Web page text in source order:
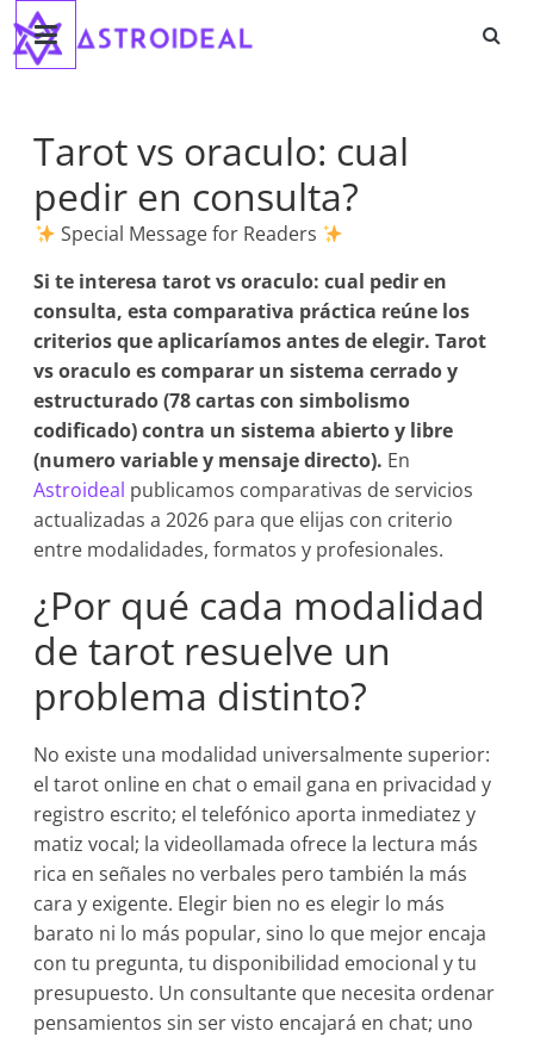
Saltar
contenido
Astroideal
Tarot vs oraculo: cual
pedir en consulta?
Special Message for Readers
Si te interesatarot vs oraculo: cual pedir en
consulta, esta comparativa práctica reúne los
criterios que aplicaríamos antes de elegir. Tarot
vs oraculo es comparar un sistema cerrado y
estructurado (78 cartas con simbolismo
codificado) contra un sistema abierto y libre
(numero variable y mensaje directo). En
Astroideal publicamos comparativas de servicios
actualizadas a 2026 para que elijas con criterio
entre modalidades, formatos y profesionales.
¿Por qué cada modalidad
de tarot resuelve un
problema distinto?
No existe una modalidad universalmente superior:
el tarot online en chat o email gana en privacidad y
registro escrito; el telefónico aporta inmediatez y
matiz vocal; la videollamada ofrece la lectura más
rica en señales no verbales pero también la más
cara y exigente. Elegir bien no es elegir lo más
barato ni lo más popular, sino lo que mejor encaja
con tu pregunta, tu disponibilidad emocional y tu
presupuesto. Un consultante que necesita ordenar
pensamientos sin ser visto encajará en chat; uno